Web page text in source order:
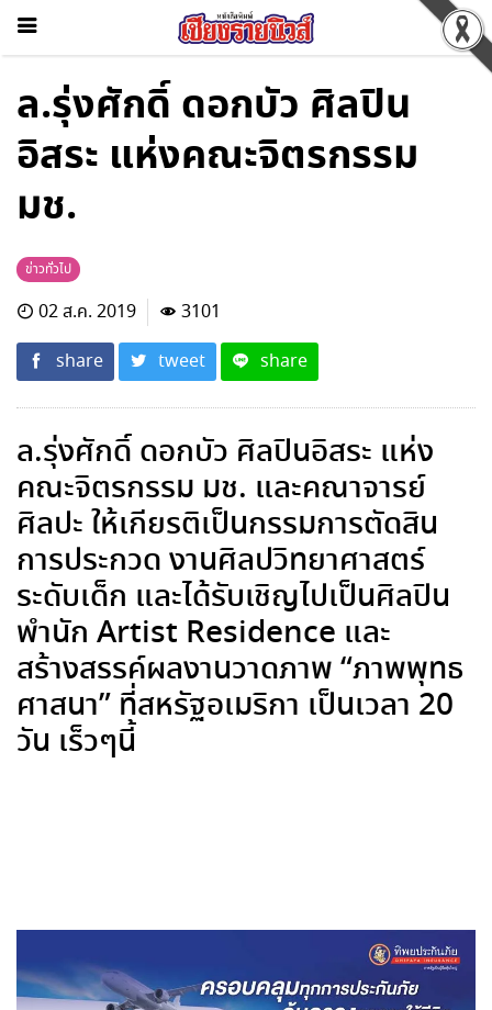
ล.รุ่งศักดิ์ ดอกบัว ศิลปิน
อิสระ แห่งคณะจิตรกรรม
มช.
ข่าวทั่วไป
02 ส.ค. 2019
3101
share
tweet share
ล.รุ่งศักดิ์ ดอกบัว ศิลปินอิสระ แห่ง
คณะจิตรกรรม มช. และคณาจารย์
ศิลปะ ให้เกียรติเป็นกรรมการตัดสิน
การประกวด งานศิลปวิทยาศาสตร์
ระดับเด็ก และได้รับเชิญไปเป็นศิลปิน
พำนัก Artist Residence และ
สร้างสรรค์ผลงานวาดภาพ “ภาพพุทธ
ศาสนา” ที่สหรัฐอเมริกา เป็นเวลา 20
วัน เร็วๆนี้